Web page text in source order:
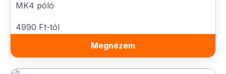
MK4 póló
4990 Ft-tól
Megnézem